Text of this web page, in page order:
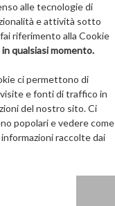
alle tecnologie di
e attività sotto
riferimento alla Cookie
qualsiasi momento.
ci permettono di
e fonti di traffico in
del nostro sito. Ci
popolari e vedere come
raccolte dai